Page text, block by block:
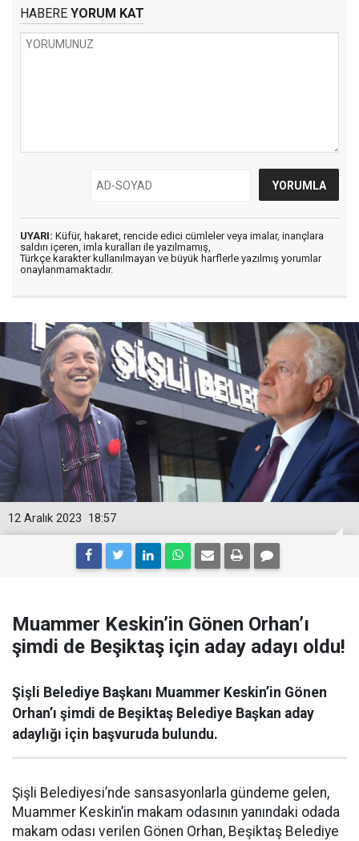
HABERE YORUM KAT
UYARI: Küfür, hakaret, rencide edici cümleler veya imalar, inançlara
saldırı içeren, imla kuralları ile yazılmamış,
Türkçe karakter kullanılmayan ve büyük harflerle yazılmış yorumlar
onaylanmamaktadır.
18:57
12 Aralık 2023
Muammer Keskin’in Gönen Orhan’ı
şimdi de Beşiktaş için aday adayı oldu!
Şişli Belediye Başkanı Muammer Keskin’in Gönen
Orhan’ı şimdi de Beşiktaş Belediye Başkan aday
adaylığı için başvuruda bulundu.
Şişli Belediyesi’nde sansasyonlarla gündeme gelen,
Muammer Keskin’in makam odasının yanındaki odada
makam odası verilen Gönen Orhan, Beşiktaş Belediye